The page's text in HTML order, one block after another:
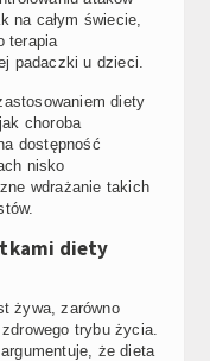
na całym świecie,
terapia
padaczki u dzieci.
diety
choroba
dostępność
nisko
wdrażanie takich
diety
żywa, zarówno
trybu życia.
że dieta